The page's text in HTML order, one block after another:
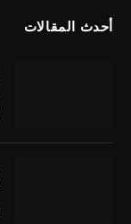
أحدث المقالات